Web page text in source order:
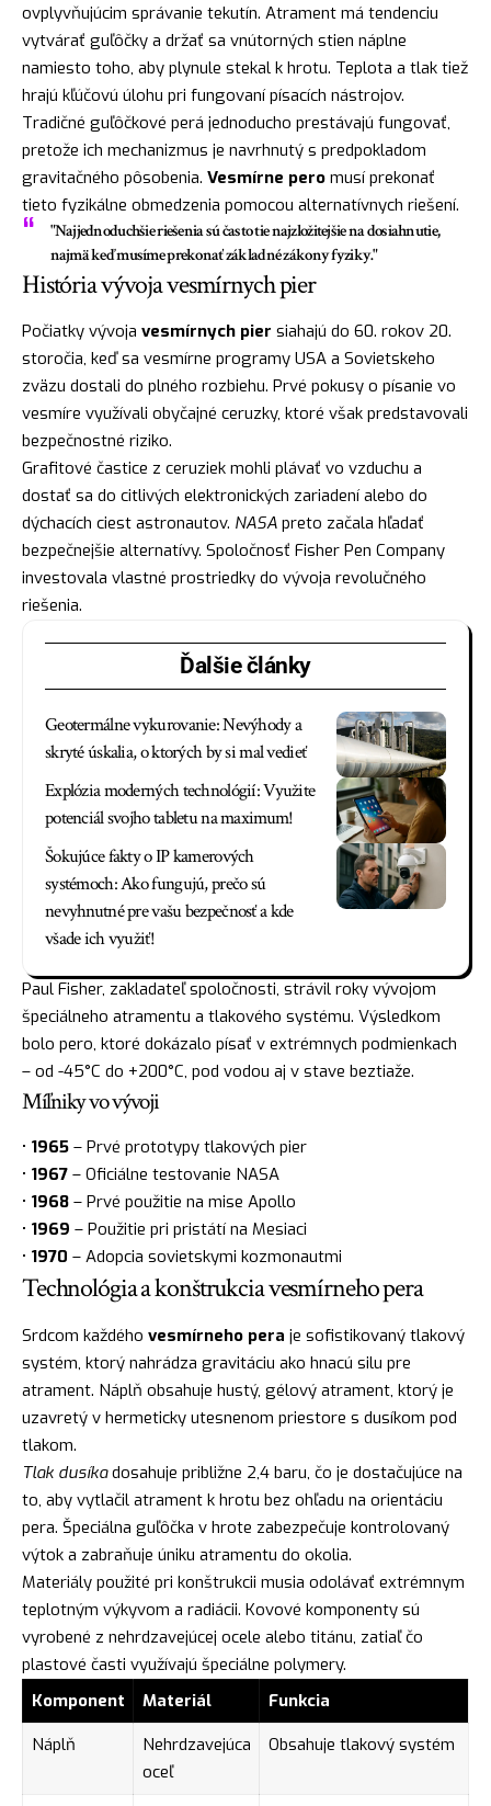
ovplyvňujúcim správanie tekutín. Atrament má tendenciu
vytvárať guľôčky a držať sa vnútorných stien náplne
namiesto toho, aby plynule stekal k hrotu. Teplota a tlak tiež
hrajú kľúčovú úlohu pri fungovaní písacích nástrojov.
Tradičné guľôčkové perá jednoducho prestávajú fungovať,
pretože ich mechanizmus je navrhnutý s predpokladom
gravitačného pôsobenia. Vesmírne pero musí prekonať
tieto fyzikálne obmedzenia pomocou alternatívnych riešení.
"Najjednoduchšie riešenia sú často tie najzložitejšie na dosiahnutie,
najmä keď musíme prekonať základné zákony fyziky."
História vývoja vesmírnych pier
Počiatky vývoja vesmírnych pier siahajú do 60. rokov 20.
storočia, keď sa vesmírne programy USA a Sovietskeho
zväzu dostali do plného rozbiehu. Prvé pokusy o písanie vo
vesmíre využívali obyčajné ceruzky, ktoré však predstavovali
bezpečnostné riziko.
Grafitové častice z ceruziek mohli plávať vo vzduchu a
dostať sa do citlivých elektronických zariadení alebo do
dýchacích ciest astronautov. NASA preto začala hľadať
bezpečnejšie alternatívy. Spoločnosť Fisher Pen Company
investovala vlastné prostriedky do vývoja revolučného
riešenia.
Ďalšie články
Geotermálne vykurovanie: Nevýhody a
skryté úskalia, o ktorých by si mal vedieť
Explózia moderných technológií: Využite
potenciál svojho tabletu na maximum!
Šokujúce fakty o IP kamerových
systémoch: Ako fungujú, prečo sú
nevyhnutné pre vašu bezpečnosť a kde
všade ich využiť!
Paul Fisher, zakladateľ spoločnosti, strávil roky vývojom
špeciálneho atramentu a tlakového systému. Výsledkom
bolo pero, ktoré dokázalo písať v extrémnych podmienkach
– od -45°C do +200°C, pod vodou aj v stave beztiaže.
Míľniky vo vývoji
• 1965 – Prvé prototypy tlakových pier
• 1967 – Oficiálne testovanie NASA
• 1968 – Prvé použitie na mise Apollo
• 1969 – Použitie pri pristátí na Mesiaci
• 1970 – Adopcia sovietskymi kozmonautmi
Technológia a konštrukcia vesmírneho pera
Srdcom každého vesmírneho pera je sofistikovaný tlakový
systém, ktorý nahrádza gravitáciu ako hnacú silu pre
atrament. Náplň obsahuje hustý, gélový atrament, ktorý je
uzavretý v hermeticky utesnenom priestore s dusíkom pod
tlakom.
Tlak dusíkadosahuje približne 2,4 baru, čo je dostačujúce na
to, aby vytlačil atrament k hrotu bez ohľadu na orientáciu
pera. Špeciálna guľôčka v hrote zabezpečuje kontrolovaný
výtok a zabraňuje úniku atramentu do okolia.
Materiály použité pri konštrukcii musia odolávať extrémnym
teplotným výkyvom a radiácii. Kovové komponenty sú
vyrobené z nehrdzavejúcej ocele alebo titánu, zatiaľ čo
plastové časti využívajú špeciálne polymery.
Komponent
Materiál
Funkcia
Náplň
Nehrdzavejúca
oceľ
Obsahuje tlakový systém